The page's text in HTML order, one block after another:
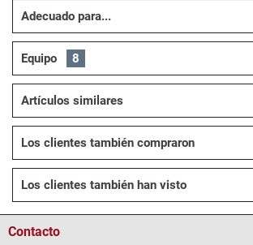
Adecuado para...
Equipo 8
Artículos similares
Los clientes también compraron
Los clientes también han visto
Contacto